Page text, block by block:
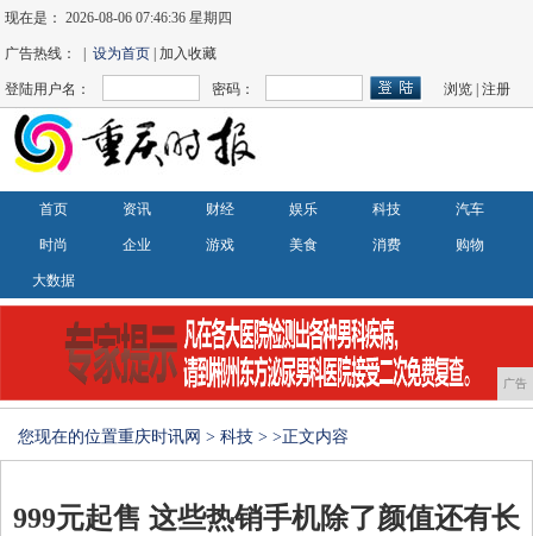
现在是：2026-08-06 07:46:37 星期四
广告热线： |设为首页 | 加入收藏
登陆用户名： 密码： 浏览 |注册
首页 资讯 财经 娱乐 科技 汽车
时尚 企业 游戏 美食 消费 购物
大数据
广告
您现在的位置重庆时讯网 > 科技 > >正文内容
999元起售 这些热销手机除了颜值还有长